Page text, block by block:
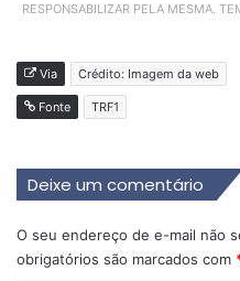
RESPONSABILIZAR PELA MESMA.
Via Crédito: Imagem da web
Fonte TRF1
Deixe um comentário
O seu endereço de e-mail não
obrigatórios são marcados com